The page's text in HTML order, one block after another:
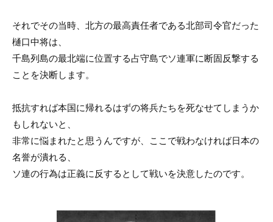
それでその当時、北方の最高責任者である北部司令官だった
樋口中将は、
千島列島の最北端に位置する占守島でソ連軍に断固反撃する
ことを決断します。
抵抗すれば本国に帰れるはずの将兵たちを死なせてしまうか
もしれないと、
非常に悩まれたと思うんですが、ここで戦わなければ日本の
名誉が潰れる、
ソ連の行為は正義に反するとして戦いを決意したのです。